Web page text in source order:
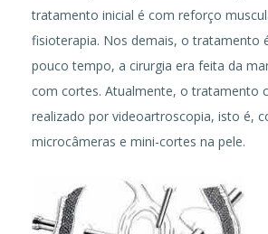
tratamento inicial é com reforço
fisioterapia. Nos demais, o tratamento
pouco tempo, a cirurgia era feita da
com cortes. Atualmente, o tratamento
realizado por videoartroscopia, isto é,
microcâmeras e mini-cortes na pele.